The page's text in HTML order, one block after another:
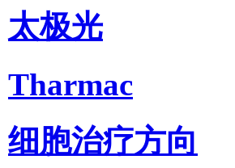
太极光
Tharmac
细胞治疗方向